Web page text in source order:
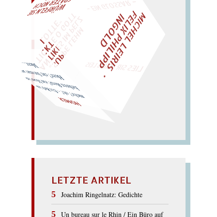
„
S
U
P
P
E
L
E
H
M
A
N
T
I
K
E
S
I
M
P
E
L
ZT
I
C
K
T
E
O
G
O T
TL
O
T
T
E
"
HOMER
mehr? oh! – Ein Reh im
hehren Rom? ein Moor im
Heer? ein Stromer am
Meer… M
I
C
H
E
L
L
E
I
R
I
S
・
F
E
L
I
X
P
H
I
L
I
P
P
I
N
G
O
L
D
LIES SIR LEIRIS LEIS
L!
LETZTE ARTIKEL
Joachim Ringelnatz: Gedichte
Un bureau sur le Rhin / Ein Büro auf